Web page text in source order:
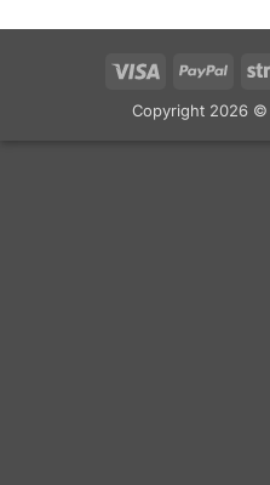
Visa
Copyright 2026 ©